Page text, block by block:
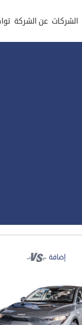
الشركات عن الشركة
إضافة